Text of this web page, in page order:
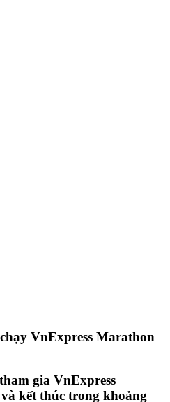
VnExpress Marathon
gia VnExpress
kết thúc trong khoảng